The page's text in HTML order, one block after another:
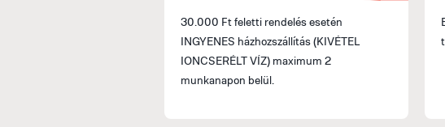
30.000 Ft feletti rendelés esetén
INGYENES házhozszállítás (KIVÉTEL
IONCSERÉLT VÍZ) maximum 2
munkanapon belül.